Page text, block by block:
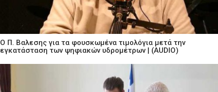
Ο Π. Βαλεσης για τα φουσκωμένα τιμολόγια μετά την
εγκατάσταση των ψηφιακών υδρομέτρων | (AUDIO)